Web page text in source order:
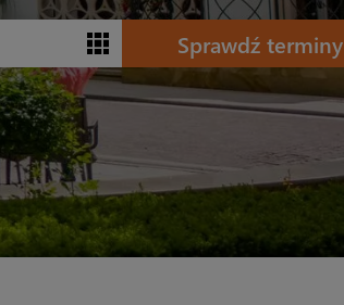
Sprawdź terminy